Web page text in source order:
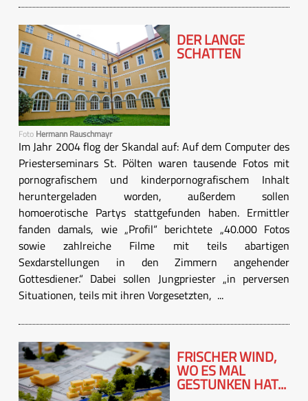
Foto Hermann Rauschmayr
DER LANGE
SCHATTEN
Im Jahr 2004 flog der Skandal auf: Auf dem Computer des
Priesterseminars St. Pölten waren tausende Fotos mit
pornografischem und kinderpornografischem Inhalt
heruntergeladen worden, außerdem sollen
homoerotische Partys stattgefunden haben. Ermittler
fanden damals, wie „Profil“ berichtete „40.000 Fotos
sowie zahlreiche Filme mit teils abartigen
Sexdarstellungen in den Zimmern angehender
Gottesdiener.“ Dabei sollen Jungpriester „in perversen
Situationen, teils mit ihren Vorgesetzten, ...
FRISCHER WIND,
WO ES MAL
GESTUNKEN HAT...